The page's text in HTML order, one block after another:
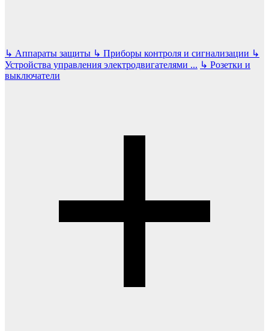
↳ Аппараты защиты ↳ Приборы контроля и сигнализации ↳
Устройства управления электродвигателями ... ↳ Розетки и
выключатели